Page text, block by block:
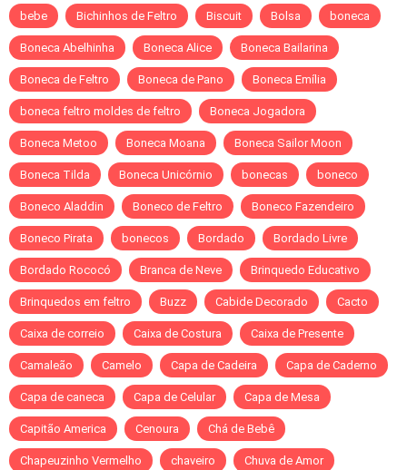
bebe Bichinhos de Feltro Biscuit Bolsa boneca
Boneca Abelhinha Boneca Alice Boneca Bailarina
Boneca de Feltro Boneca de Pano Boneca Emília
boneca feltro moldes de feltro Boneca Jogadora
Boneca Metoo Boneca Moana Boneca Sailor Moon
Boneca Tilda Boneca Unicórnio bonecas boneco
Boneco Aladdin Boneco de Feltro Boneco Fazendeiro
Boneco Pirata bonecos Bordado Bordado Livre
Bordado Rococó Branca de Neve Brinquedo Educativo
Brinquedos em feltro Buzz Cabide Decorado Cacto
Caixa de correio Caixa de Costura Caixa de Presente
Camaleão Camelo Capa de Cadeira Capa de Caderno
Capa de caneca Capa de Celular Capa de Mesa
Capitão America Cenoura Chá de Bebê
Chapeuzinho Vermelho chaveiro Chuva de Amor